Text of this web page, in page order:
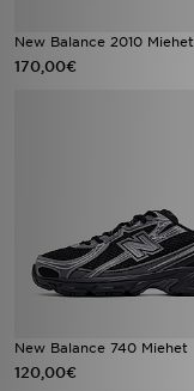
New Balance 2010 Miehet
170,00€
New Balance 740 Miehet
120,00€